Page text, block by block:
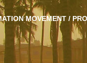
MOVEMENT /